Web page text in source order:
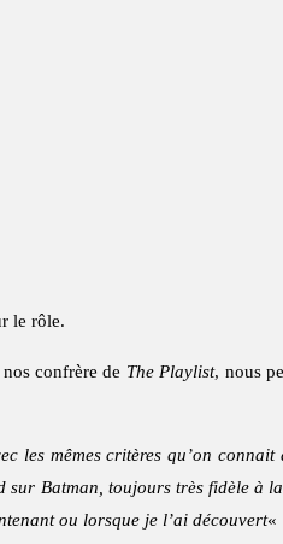
le rôle.
confrère de The Playlist, nous
les mêmes critères qu’on
sur Batman, toujours très fidèle à
ou lorsque je l’ai découvert«